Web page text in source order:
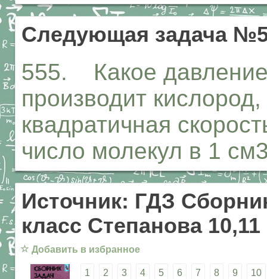
Следующая задача
555. Какое давление
производит
квадратичная
число молекул в 1
Источник: ГДЗ
класс Степанова 10,11
☆ Добавить в избранное
1 2 3 4 5 6 7 8 9 10